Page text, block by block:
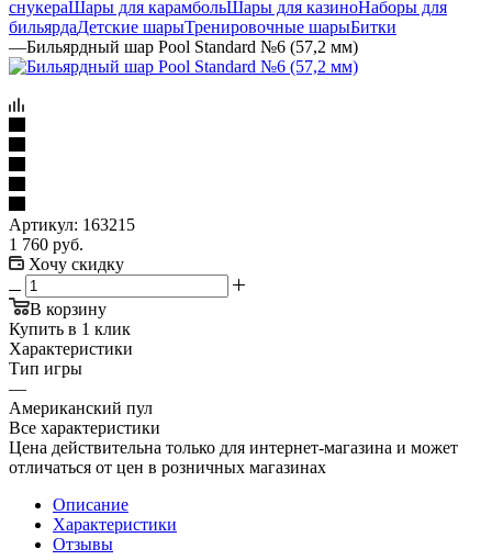
снукераШары для карамбольШары для казиноНаборы для
бильярдаДетские шарыТренировочные шарыБитки
—Бильярдный шар Pool Standard №6 (57,2 мм)
Артикул: 163215
1 760 руб.
Хочу скидку
В корзину
Купить в 1 клик
Характеристики
Тип игры
—
Американский пул
Все характеристики
Цена действительна только для интернет-магазина и может
отличаться от цен в розничных магазинах
Описание
Характеристики
Отзывы